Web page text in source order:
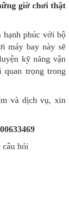
giờ chơi thật
hạnh phúc với bộ
máy bay này sẽ
kỹ năng vận
trọng trong
và dịch vụ, xin
hỏi